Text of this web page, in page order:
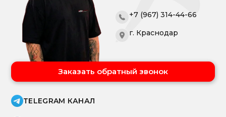
+7 (967) 314-44-66
г. Краснодар
Заказать обратный звонок
TELEGRAM КАНАЛ